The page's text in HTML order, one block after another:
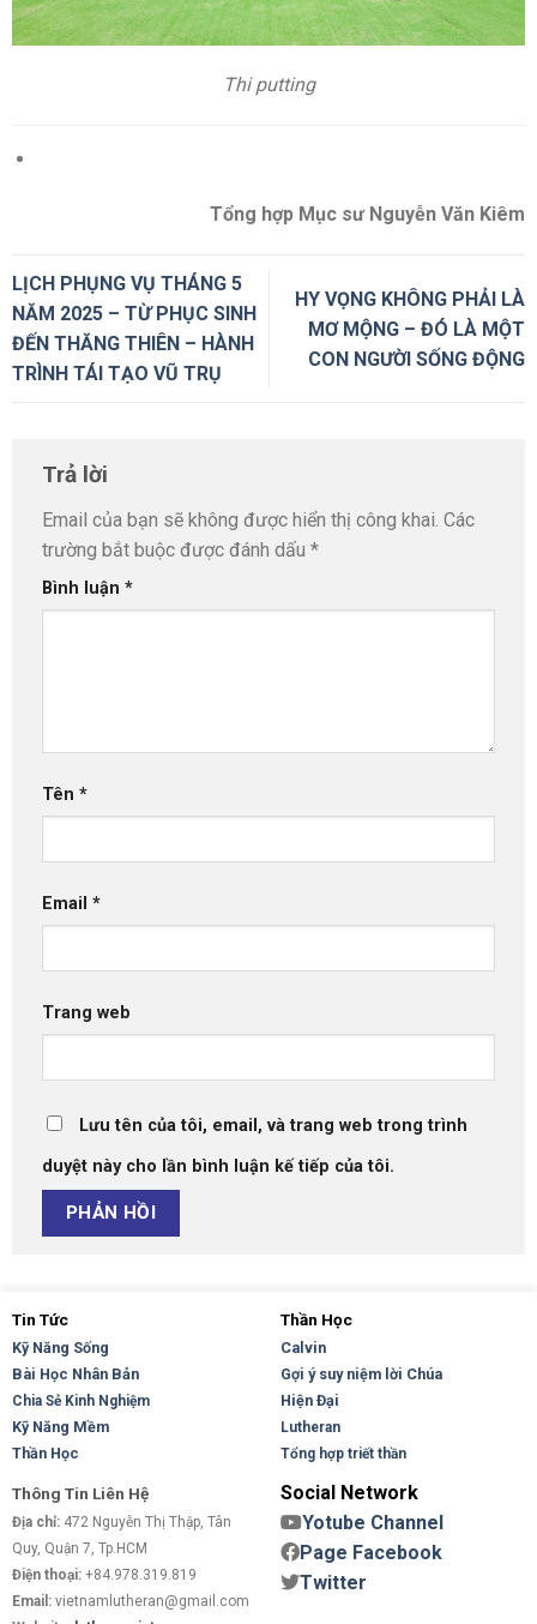
Thi putting
Tổng hợp Mục sư Nguyễn Văn Kiêm
LỊCH PHỤNG VỤ THÁNG 5
NĂM 2025 – TỪ PHỤC SINH
ĐẾN THĂNG THIÊN – HÀNH
TRÌNH TÁI TẠO VŨ TRỤ
HY VỌNG KHÔNG PHẢI LÀ
MƠ MỘNG – ĐÓ LÀ MỘT
CON NGƯỜI SỐNG ĐỘNG
Trả lời
Email của bạn sẽ không được hiển thị công khai. Các
trường bắt buộc được đánh dấu *
Bình luận *
Tên *
Email *
Trang web
Lưu tên của tôi, email, và trang web trong trình
duyệt này cho lần bình luận kế tiếp của tôi.
Tin Tức
Kỹ Năng Sống
Bài Học Nhân Bản
Chia Sẻ Kinh Nghiệm
Kỹ Năng Mềm
Thần Học
Thần Học
Calvin
Gợi ý suy niệm lời Chúa
Hiện Đại
Lutheran
Tổng hợp triết thần
Thông Tin Liên Hệ
Địa chỉ: 472 Nguyễn Thị Thập, Tân
Quy, Quận 7, Tp.HCM
Điện thoại: +84.978.319.819
Email: vietnamlutheran@gmail.com
Social Network
Yotube Channel
Page Facebook
Twitter